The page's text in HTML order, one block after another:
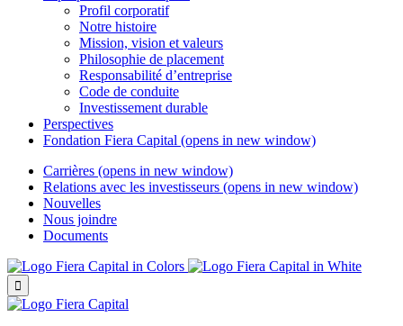
Profil corporatif
Notre histoire
Mission, vision et valeurs
Philosophie de placement
Responsabilité d’entreprise
Code de conduite
Investissement durable
Perspectives
Fondation Fiera Capital (opens in new window)
Carrières (opens in new window)
Relations avec les investisseurs (opens in new window)
Nouvelles
Nous joindre
Documents
